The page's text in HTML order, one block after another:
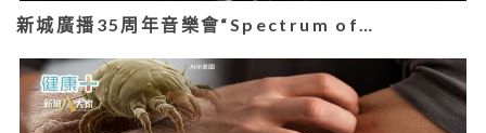
新城廣播35周年音樂會“Spectrum of…